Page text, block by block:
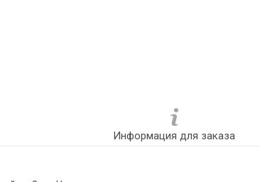
Информация для заказа